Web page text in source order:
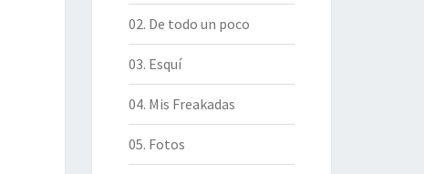
02. De todo un poco
03. Esquí
04. Mis Freakadas
05. Fotos